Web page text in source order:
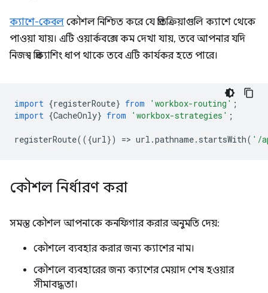
ক্যাশে-কেবল কৌশল নিশ্চিত করে যে প্রতিক্রিয়াগুলি ক্যাশে থেকে
পাওয়া যায়। এটি ওয়ার্কবক্সে কম দেখা যায়, তবে আপনার যদি
নিজস্ব প্রিক্যাশিং ধাপ থাকে তবে এটি কার্যকর হতে পারে।
import {registerRoute} from 'workbox-routing' ;
import {CacheOnly} from 'workbox-strategies' ;
registerRoute(({url }) => url .pathname. startsWith( '/
কৌশল নির্ধারণ করা
সমস্ত কৌশল আপনাকে কনফিগার করার অনুমতি দেয়:
কৌশলে ব্যবহার করার জন্য ক্যাশের নাম।
কৌশলে ব্যবহারের জন্য ক্যাশের মেয়াদ শেষ হওয়ার
সীমাবদ্ধতা।